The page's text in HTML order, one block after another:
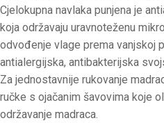
Cjelokupna navlaka punjena je
koja održavaju uravnoteženu
odvođenje vlage prema vanjskoj
antialergijska, antibakterijska
Za jednostavnije rukovanje
ručke s ojačanim šavovima koje
održavanje madraca.